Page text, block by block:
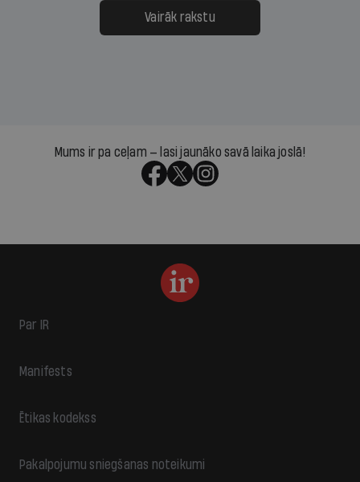
Vairāk rakstu
Mums ir pa ceļam — lasi jaunāko savā laika joslā!
Par IR
Manifests
Ētikas kodekss
Pakalpojumu sniegšanas noteikumi